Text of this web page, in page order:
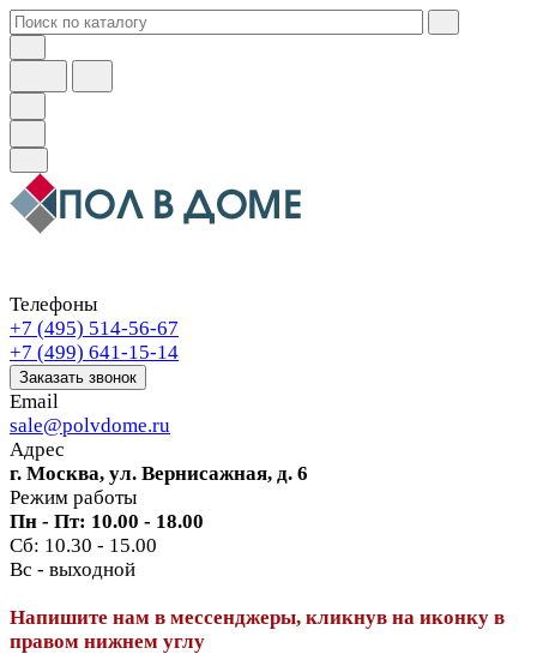
Телефоны
+7 (495) 514-56-67
+7 (499) 641-15-14
Заказать звонок
Email
sale@polvdome.ru
Адрес
г. Москва, ул. Вернисажная, д. 6
Режим работы
Пн - Пт: 10.00 - 18.00
Сб: 10.30 - 15.00
Вс - выходной
Напишите нам в мессенджеры, кликнув на иконку в
правом нижнем углу